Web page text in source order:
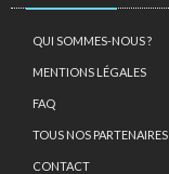
QUI SOMMES-NOUS ?
MENTIONS LÉGALES
FAQ
TOUS NOS PARTENAIRES
CONTACT